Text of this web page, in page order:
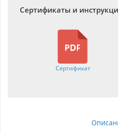
Сертификаты и
Сертификат